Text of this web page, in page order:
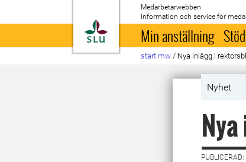
Till startsida
Medarbetarwebben
Information och service för
Min anställning
start mw / Nya inlägg i
Nyhet